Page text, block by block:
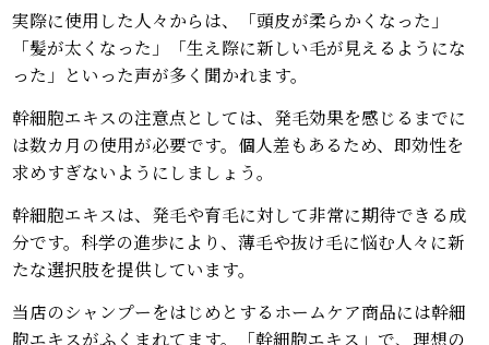
実際に使用した人々からは、「頭皮が柔らかくなった」
「髪が太くなった」「生え際に新しい毛が見えるようにな
った」といった声が多く聞かれます。
幹細胞エキスの注意点としては、発毛効果を感じるまでに
は数カ月の使用が必要です。個人差もあるため、即効性を
求めすぎないようにしましょう。
幹細胞エキスは、発毛や育毛に対して非常に期待できる成
分です。科学の進歩により、薄毛や抜け毛に悩む人々に新
たな選択肢を提供しています。
当店のシャンプーをはじめとするホームケア商品には幹細
胞エキスがふくまれてます。「幹細胞エキス」で、理想の